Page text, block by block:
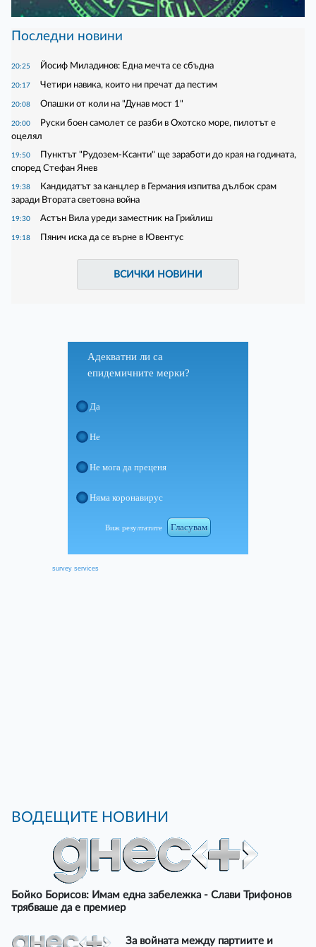
Последни новини
20:25 Йосиф Миладинов: Една мечта се сбъдна
20:17 Четири навика, които ни пречат да пестим
20:08 Опашки от коли на "Дунав мост 1"
20:00
Руски боен самолет се разби в Охотско море, пилотът е
оцелял
19:50
Пунктът "Рудозем-Ксанти" ще заработи до края на годината,
според Стефан Янев
19:38
Кандидатът за канцлер в Германия изпитва дълбок срам
заради Втората световна война
19:30 Астън Вила уреди заместник на Грийлиш
19:18 Пянич иска да се върне в Ювентус
ВСИЧКИ НОВИНИ
Адекватни ли са
епидемичните мерки?
Да
Не
Не мога да преценя
Няма коронавирус
Виж резултатите Гласувам
survey services
ВОДЕЩИТЕ НОВИНИ
Бойко Борисов: Имам една забележка - Слави Трифонов
трябваше да е премиер
За войната между партиите и